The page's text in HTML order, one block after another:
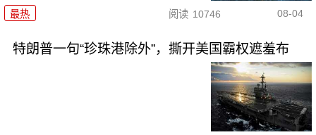
最热 阅读 10746 08-04
特朗普一句“珍珠港除外”，撕开美国霸权遮羞布